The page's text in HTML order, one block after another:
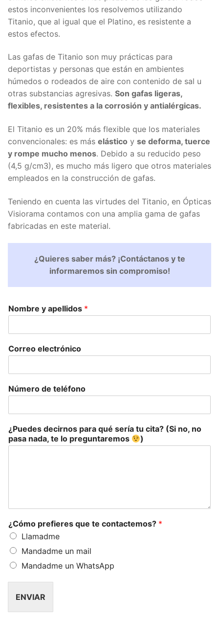
estos inconvenientes los resolvemos utilizando
Titanio, que al igual que el Platino, es resistente a
estos efectos.
Las gafas de Titanio son muy prácticas para
deportistas y personas que están en ambientes
húmedos o rodeados de aire con contenido de sal u
otras substancias agresivas. Son gafas ligeras,
flexibles, resistentes a la corrosión y antialérgicas.
El Titanio es un 20% más flexible que los materiales
convencionales: es más elástico y se deforma, tuerce
y rompe mucho menos. Debido a su reducido peso
(4,5 g/cm3), es mucho más ligero que otros materiales
empleados en la construcción de gafas.
Teniendo en cuenta las virtudes del Titanio, en Ópticas
Visiorama contamos con una amplia gama de gafas
fabricadas en este material.
¿Quieres saber más? ¡Contáctanos y te
informaremos sin compromiso!
Nombre y apellidos *
Correo electrónico
Número de teléfono
¿Puedes decirnos para qué sería tu cita? (Si no, no
pasa nada, te lo preguntaremos
)
¿Cómo prefieres que te contactemos? *
Llamadme
Mandadme un mail
Mandadme un WhatsApp
ENVIAR